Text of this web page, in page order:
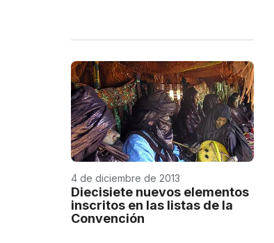
4 de diciembre de 2013
Diecisiete nuevos elementos
inscritos en las listas de la
Convención